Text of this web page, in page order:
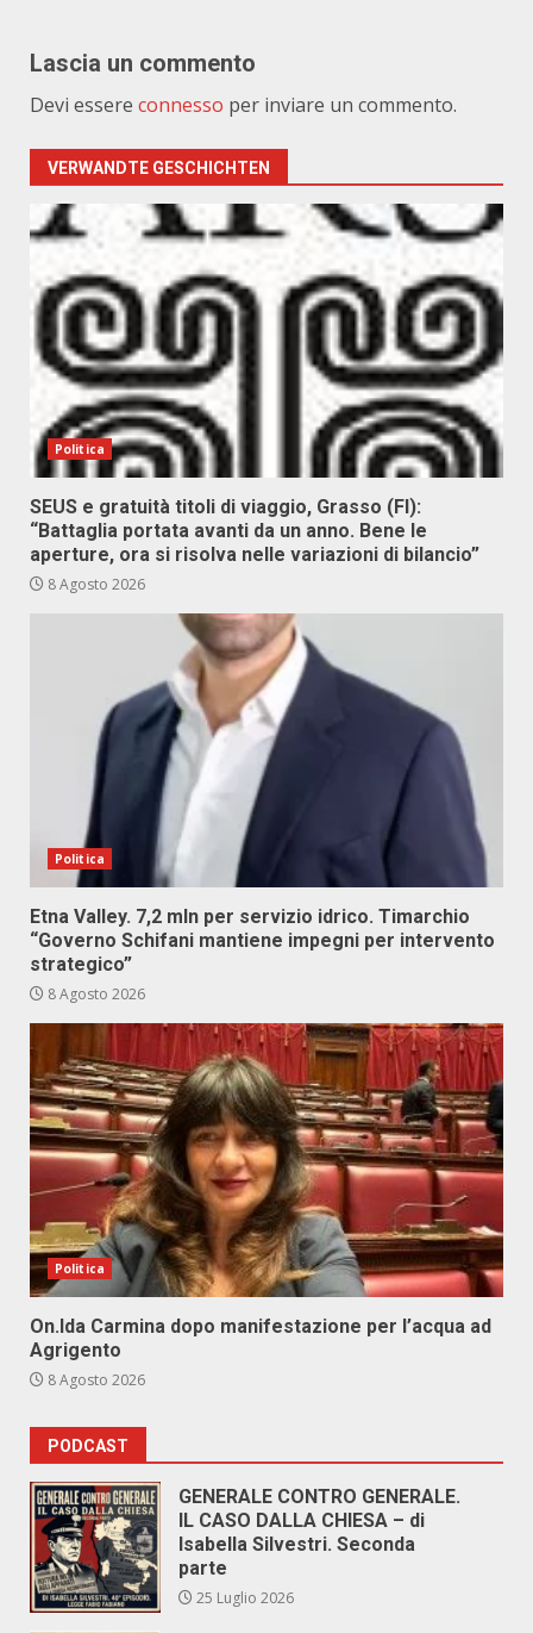
Lascia un commento
Devi essere connesso per inviare un commento.
VERWANDTE GESCHICHTEN
Politica
SEUS e gratuità titoli di viaggio, Grasso (FI):
“Battaglia portata avanti da un anno. Bene le
aperture, ora si risolva nelle variazioni di bilancio”
8 Agosto 2026
Politica
Etna Valley. 7,2 mln per servizio idrico. Timarchio
“Governo Schifani mantiene impegni per intervento
strategico”
8 Agosto 2026
Politica
On.Ida Carmina dopo manifestazione per l’acqua ad
Agrigento
8 Agosto 2026
PODCAST
GENERALE CONTRO GENERALE.
IL CASO DALLA CHIESA – di
Isabella Silvestri. Seconda
parte
25 Luglio 2026